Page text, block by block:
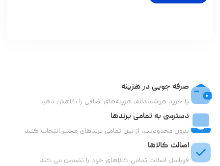
صرفه جویی در هزینه
با خرید هوشمندانه، هزینه‌های اضافی را کاهش دهید
دسترسی به تمامی برندها
بدون محدودیت، از بین تمامی برندهای معتبر انتخاب کنید
اصالت کالاها
فوراسل اصالت تمامی کالاهای خود را تضمین می کند